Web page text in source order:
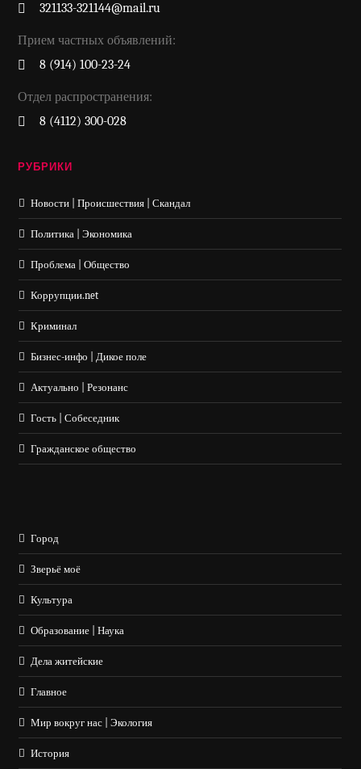
321133-321144@mail.ru
Прием частных объявлений:
8 (914) 100-23-24
Отдел распространения:
8 (4112) 300-028
РУБРИКИ
Новости | Происшествия | Скандал
Политика | Экономика
Проблема | Общество
Коррупции.net
Криминал
Бизнес-инфо | Дикое поле
Актуально | Резонанс
Гость | Собеседник
Гражданское общество
Город
Зверьё моё
Культура
Образование | Наука
Дела житейские
Главное
Мир вокруг нас | Экология
История